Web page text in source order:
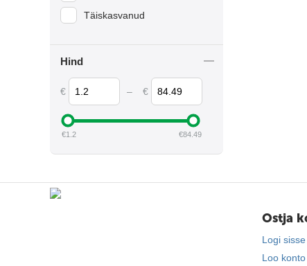
Täiskasvanud
Hind
€ – €
€1.2 €84.49
Ostja
Logi sisse
Loo konto